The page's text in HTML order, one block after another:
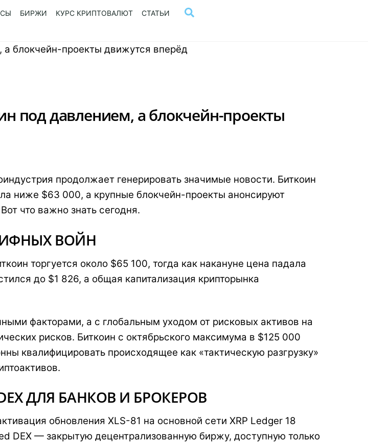
БИРЖИ КУРС КРИПТОВАЛЮТ СТАТЬИ
под давлением, а блокчейн-проекты
продолжает генерировать значимые новости. Биткоин
ниже $63 000, а крупные блокчейн-проекты анонсируют
что важно знать сегодня.
ВОЙН
торгуется около $65 100, тогда как накануне цена падала
до $1 826, а общая капитализация крипторынка
факторами, а с глобальным уходом от рисковых активов на
рисков. Биткоин с октябрьского максимума в $125 000
квалифицировать происходящее как «тактическую разгрузку»
DEX ДЛЯ БАНКОВ И БРОКЕРОВ
обновления XLS-81 на основной сети XRP Ledger 18
DEX — закрытую децентрализованную биржу, доступную только